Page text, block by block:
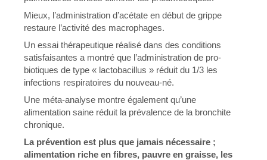
Mieux, l’administration d’acétate en début de grippe
restaure l’activité des macrophages.
Un essai thérapeutique réalisé dans des conditions
satisfaisantes a montré que l’administration de pro-
biotiques de type « lactobacillus » réduit du 1/3 les
infections respiratoires du nouveau-né.
Une méta-analyse montre également qu’une
alimentation saine réduit la prévalence de la bronchite
chronique.
La prévention est plus que jamais nécessaire ;
alimentation riche en fibres, pauvre en graisse, les